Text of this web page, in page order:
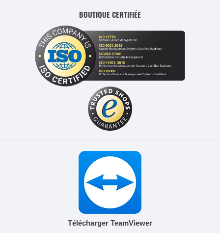
BOUTIQUE CERTIFIÉE
Télécharger TeamViewer